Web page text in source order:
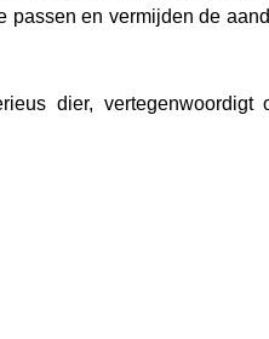
passen en vermijden de
dier, vertegenwoordigt